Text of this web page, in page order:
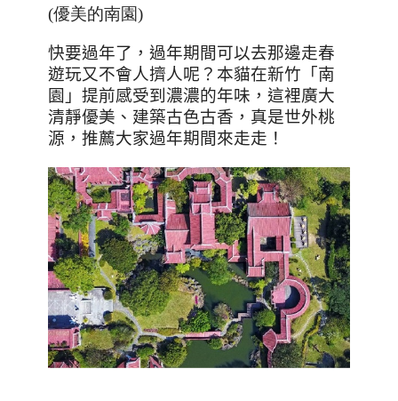
(優美的南園)
快要過年了，過年期間可以去那邊走春
遊玩又不會人擠人呢？本貓在新竹「南
園」提前感受到濃濃的年味，這裡廣大
清靜優美、建築古色古香，真是世外桃
源，推薦大家過年期間來走走！